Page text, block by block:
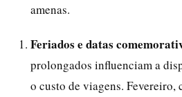
amenas.
Feriados e datas
prolongados influenciam a
o custo de viagens. Fevereiro,